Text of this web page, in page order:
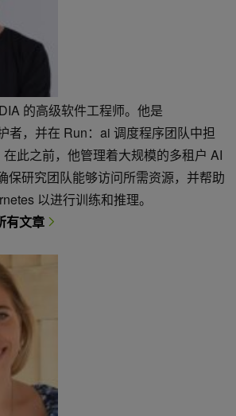
的高级软件工程师。他是
者，并在 Run：ai 调度程序团队中担
此之前，他管理着大规模的多租户 AI
保研究团队能够访问所需资源，并帮助
以进行训练和推理。
有文章